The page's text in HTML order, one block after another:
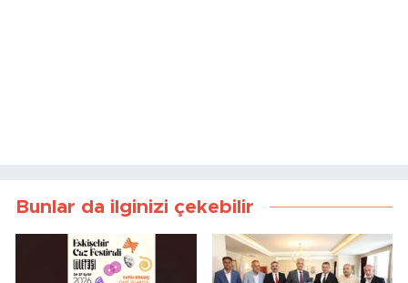
Bunlar da ilginizi çekebilir